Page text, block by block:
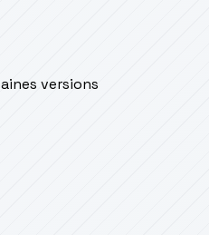
versions